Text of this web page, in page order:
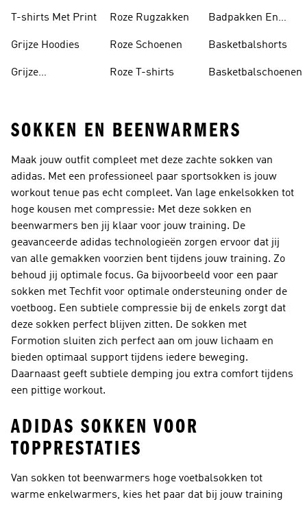
T-shirts Met Print
Grijze Hoodies
Grijze
Roze Rugzakken
Roze Schoenen
Roze T-shirts
Badpakken En
Basketbalshorts
Basketbalschoenen
SOKKEN EN BEENWARMERS
Maak jouw outfit compleet met deze zachte sokken van
adidas. Met een professioneel paar sportsokken is jouw
workout tenue pas echt compleet. Van lage enkelsokken tot
hoge kousen met compressie: Met deze sokken en
beenwarmers ben jij klaar voor jouw training. De
geavanceerde adidas technologieën zorgen ervoor dat jij
van alle gemakken voorzien bent tijdens jouw training. Zo
behoud jij optimale focus. Ga bijvoorbeeld voor een paar
sokken met Techfit voor optimale ondersteuning onder de
voetboog. Een subtiele compressie bij de enkels zorgt dat
deze sokken perfect blijven zitten. De sokken met
Formotion sluiten zich perfect aan om jouw lichaam en
bieden optimaal support tijdens iedere beweging.
Daarnaast geeft subtiele demping jou extra comfort tijdens
een pittige workout.
ADIDAS SOKKEN VOOR
TOPPRESTATIES
Van sokken tot beenwarmers hoge voetbalsokken tot
warme enkelwarmers, kies het paar dat bij jouw training